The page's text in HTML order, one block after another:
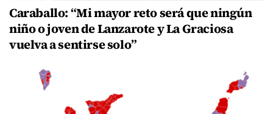
Caraballo: “Mi mayor reto será que ningún
niño o joven de Lanzarote y La Graciosa
vuelva a sentirse solo”